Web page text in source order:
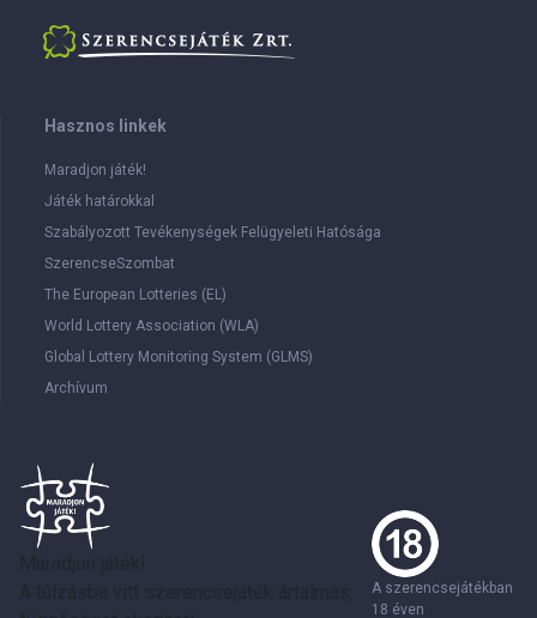
Hasznos linkek
Maradjon játék!
Játék határokkal
Szabályozott Tevékenységek Felügyeleti Hatósága
SzerencseSzombat
The European Lotteries (EL)
World Lottery Association (WLA)
Global Lottery Monitoring System (GLMS)
Archívum
A szerencsejátékban
18 éven